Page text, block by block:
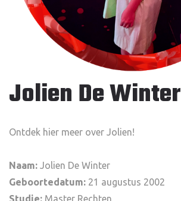
Jolien De Winter
Ontdek hier meer over Jolien!
Naam: Jolien De Winter
Geboortedatum: 21 augustus 2002
Studie: Master Rechten